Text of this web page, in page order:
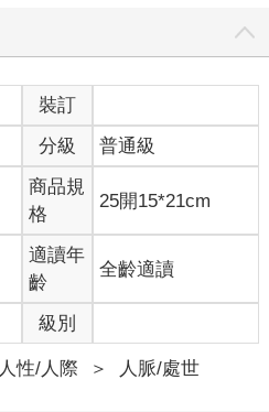
裝訂
分級 普通級
商品規
格
25開15*21cm
適讀年
齡
全齡適讀
級別
人性/人際 ＞ 人脈/處世